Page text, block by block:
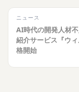
ニュース
AI時代の開発人材
紹介サービス『ウ
格開始